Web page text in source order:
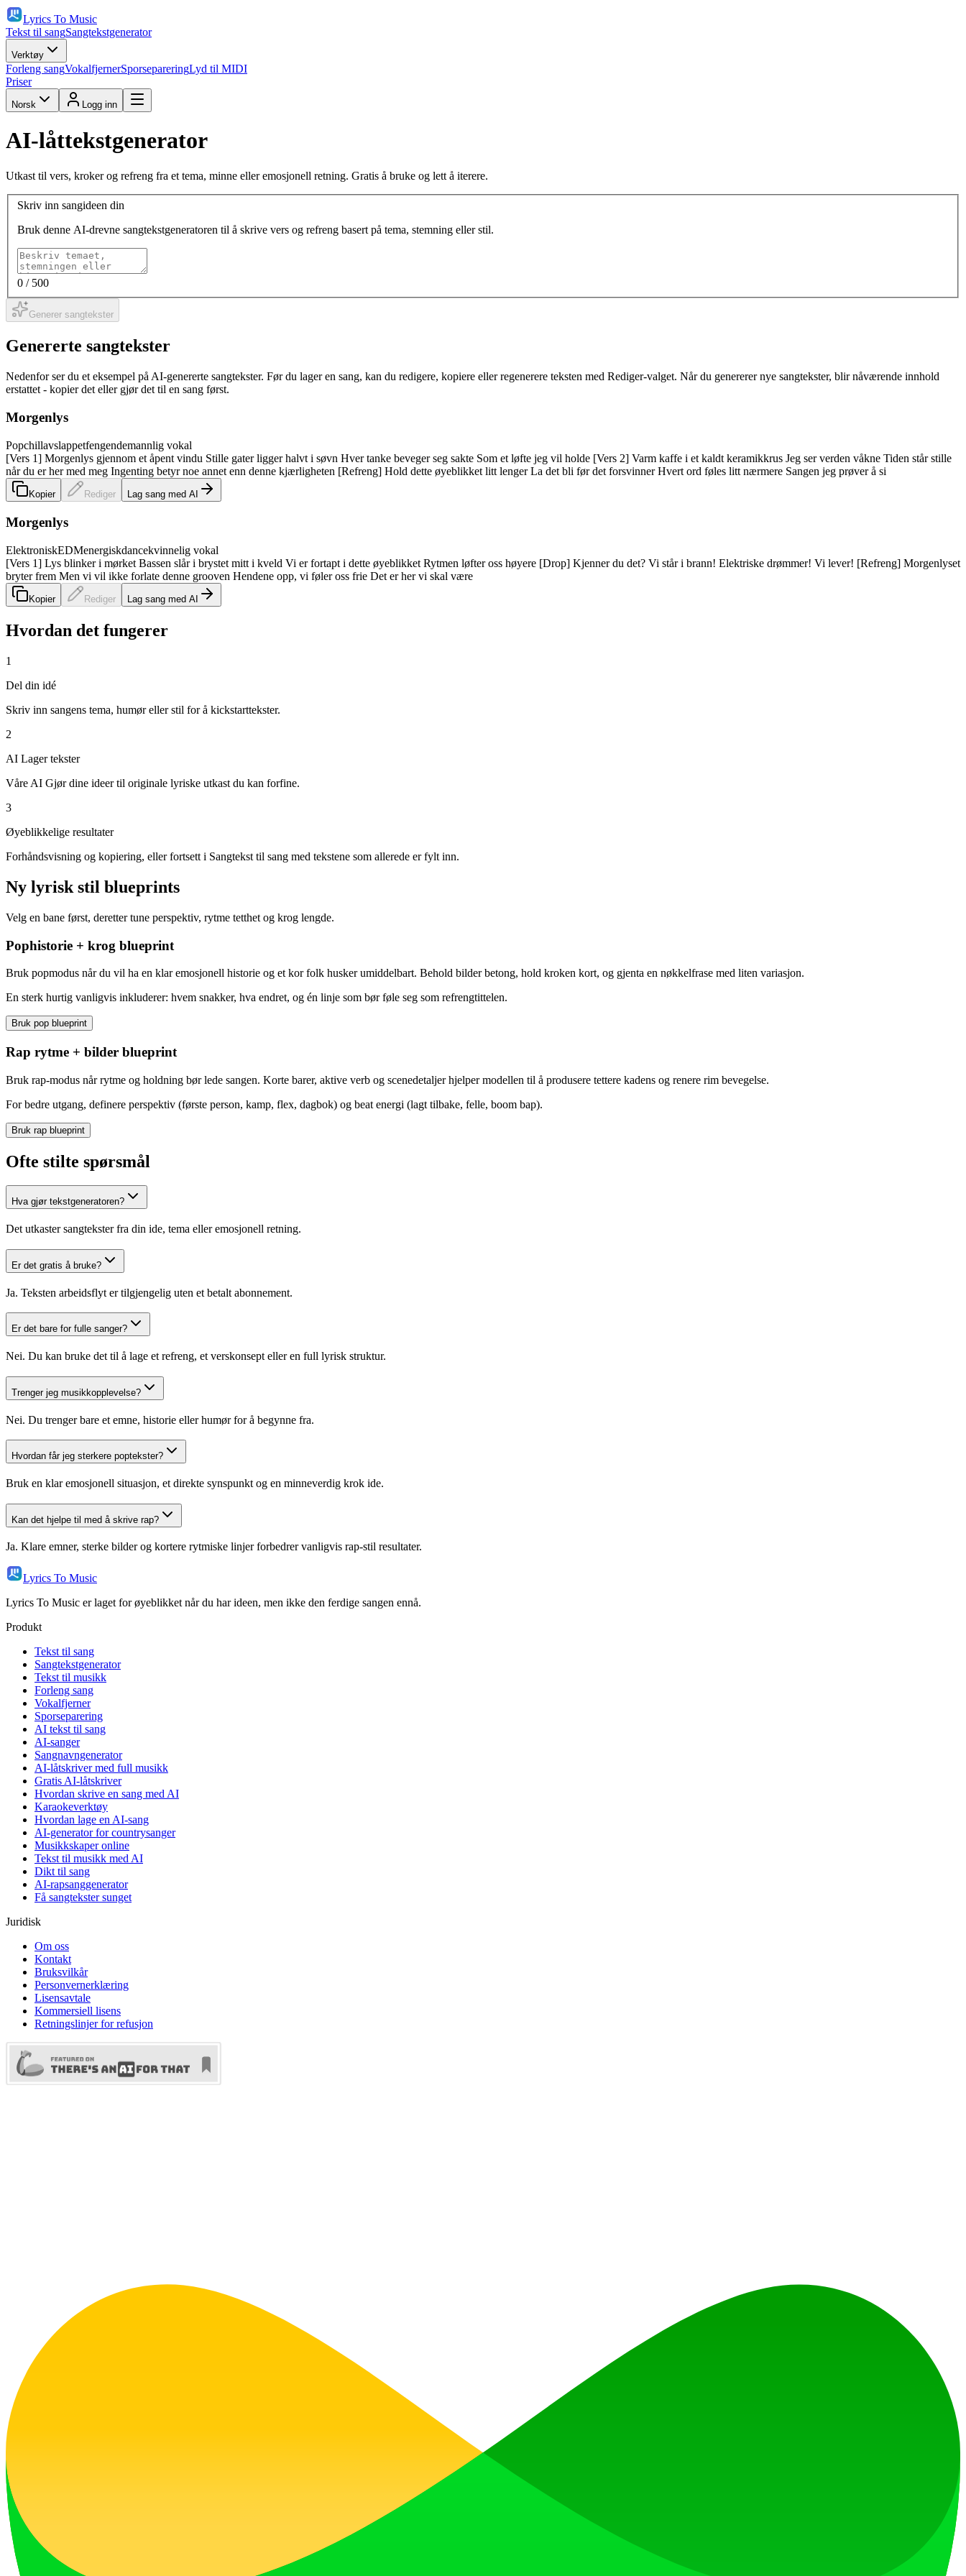
Lyrics To Music
Tekst til sangSangtekstgenerator
Verktøy
Forleng sangVokalfjernerSporsepareringLyd til MIDI
Priser
Norsk Logg inn
AI-låttekstgenerator
Utkast til vers, kroker og refreng fra et tema, minne eller emosjonell retning. Gratis å bruke og lett å iterere.
Skriv inn sangideen din
Bruk denne AI-drevne sangtekstgeneratoren til å skrive vers og refreng basert på tema, stemning eller stil.
0 / 500
Generer sangtekster
Genererte sangtekster
Nedenfor ser du et eksempel på AI-genererte sangtekster. Før du lager en sang, kan du redigere, kopiere eller regenerere teksten med Rediger-valget. Når du genererer nye sangtekster, blir nåværende innhold
erstattet - kopier det eller gjør det til en sang først.
Morgenlys
Popchillavslappetfengendemannlig vokal
[Vers 1] Morgenlys gjennom et åpent vindu Stille gater ligger halvt i søvn Hver tanke beveger seg sakte Som et løfte jeg vil holde [Vers 2] Varm kaffe i et kaldt keramikkrus Jeg ser verden våkne Tiden står stille
når du er her med meg Ingenting betyr noe annet enn denne kjærligheten [Refreng] Hold dette øyeblikket litt lenger La det bli før det forsvinner Hvert ord føles litt nærmere Sangen jeg prøver å si
Kopier Rediger Lag sang med AI
Morgenlys
ElektroniskEDMenergiskdancekvinnelig vokal
[Vers 1] Lys blinker i mørket Bassen slår i brystet mitt i kveld Vi er fortapt i dette øyeblikket Rytmen løfter oss høyere [Drop] Kjenner du det? Vi står i brann! Elektriske drømmer! Vi lever! [Refreng] Morgenlyset
bryter frem Men vi vil ikke forlate denne grooven Hendene opp, vi føler oss frie Det er her vi skal være
Kopier Rediger Lag sang med AI
Hvordan det fungerer
1
Del din idé
Skriv inn sangens tema, humør eller stil for å kickstarttekster.
2
AI Lager tekster
Våre AI Gjør dine ideer til originale lyriske utkast du kan forfine.
3
Øyeblikkelige resultater
Forhåndsvisning og kopiering, eller fortsett i Sangtekst til sang med tekstene som allerede er fylt inn.
Ny lyrisk stil blueprints
Velg en bane først, deretter tune perspektiv, rytme tetthet og krog lengde.
Pophistorie + krog blueprint
Bruk popmodus når du vil ha en klar emosjonell historie og et kor folk husker umiddelbart. Behold bilder betong, hold kroken kort, og gjenta en nøkkelfrase med liten variasjon.
En sterk hurtig vanligvis inkluderer: hvem snakker, hva endret, og én linje som bør føle seg som refrengtittelen.
Bruk pop blueprint
Rap rytme + bilder blueprint
Bruk rap-modus når rytme og holdning bør lede sangen. Korte barer, aktive verb og scenedetaljer hjelper modellen til å produsere tettere kadens og renere rim bevegelse.
For bedre utgang, definere perspektiv (første person, kamp, flex, dagbok) og beat energi (lagt tilbake, felle, boom bap).
Bruk rap blueprint
Ofte stilte spørsmål
Hva gjør tekstgeneratoren?
Det utkaster sangtekster fra din ide, tema eller emosjonell retning.
Er det gratis å bruke?
Ja. Teksten arbeidsflyt er tilgjengelig uten et betalt abonnement.
Er det bare for fulle sanger?
Nei. Du kan bruke det til å lage et refreng, et verskonsept eller en full lyrisk struktur.
Trenger jeg musikkopplevelse?
Nei. Du trenger bare et emne, historie eller humør for å begynne fra.
Hvordan får jeg sterkere poptekster?
Bruk en klar emosjonell situasjon, et direkte synspunkt og en minneverdig krok ide.
Kan det hjelpe til med å skrive rap?
Ja. Klare emner, sterke bilder og kortere rytmiske linjer forbedrer vanligvis rap-stil resultater.
Lyrics To Music
Lyrics To Music er laget for øyeblikket når du har ideen, men ikke den ferdige sangen ennå.
Produkt
Tekst til sang
Sangtekstgenerator
Tekst til musikk
Forleng sang
Vokalfjerner
Sporseparering
AI tekst til sang
AI-sanger
Sangnavngenerator
AI-låtskriver med full musikk
Gratis AI-låtskriver
Hvordan skrive en sang med AI
Karaokeverktøy
Hvordan lage en AI-sang
AI-generator for countrysanger
Musikkskaper online
Tekst til musikk med AI
Dikt til sang
AI-rapsanggenerator
Få sangtekster sunget
Juridisk
Om oss
Kontakt
Bruksvilkår
Personvernerklæring
Lisensavtale
Kommersiell lisens
Retningslinjer for refusjon